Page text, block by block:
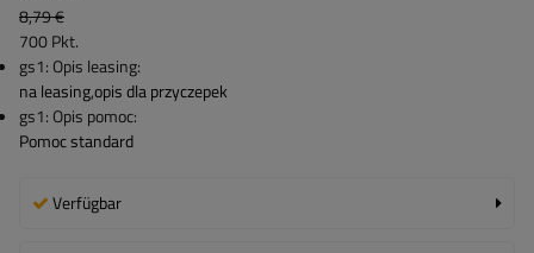
8,79 €
700Pkt.
gs1: Opis leasing:
na leasing,opis dla przyczepek
gs1: Opis pomoc:
Pomoc standard
Verfügbar